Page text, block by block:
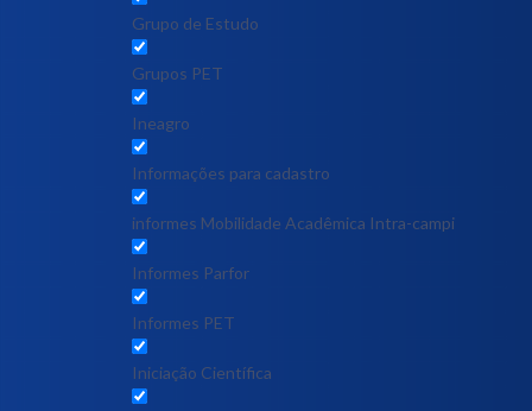
Grupo de Estudo
Grupos PET
Ineagro
Informações para cadastro
informes Mobilidade Acadêmica Intra-campi
Informes Parfor
Informes PET
Iniciação Científica